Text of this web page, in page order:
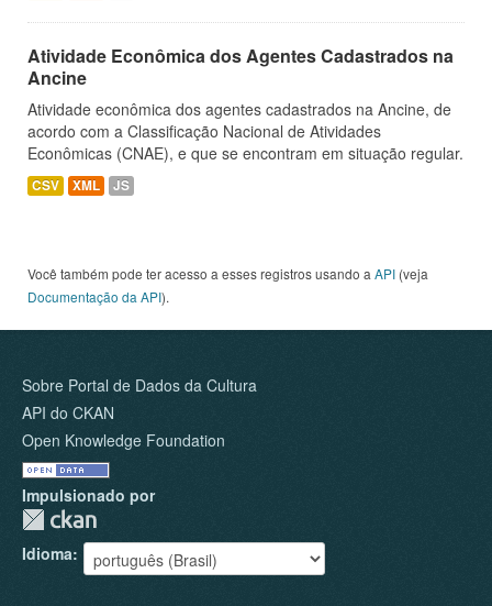
Atividade Econômica dos Agentes Cadastrados na
Ancine
Atividade econômica dos agentes cadastrados na Ancine, de
acordo com a Classificação Nacional de Atividades
Econômicas (CNAE), e que se encontram em situação regular.
CSV XML JS
Você também pode ter acesso a esses registros usando a API (veja
Documentação da API).
Sobre Portal de Dados da Cultura
API do CKAN
Open Knowledge Foundation
Impulsionado por
Idioma